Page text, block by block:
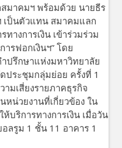
มาคมฯ พร้อมด้วย นายธีร
เป็นตัวแทน สมาคมแลก
ทางการเงิน เข้าร่วมร่วม
รฟอกเงินฯ” โดย
ปรึกษาแห่งมหาวิทยาลัย
ประชุมกลุ่มย่อย ครั้งที่ 1
มเสี่ยงรายภาคธุรกิจ
น่วยงานที่เกี่ยวข้อง ใน
บริการทางการเงิน เมื่อวัน
ลรูม 1 ชั้น 11 อาคาร 1